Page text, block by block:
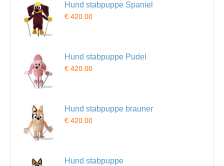
Hund stabpuppe Spaniel
€ 420.00
Hund stabpuppe Pudel
€ 420.00
Hund stabpuppe brauner
€ 420.00
Hund stabpuppe